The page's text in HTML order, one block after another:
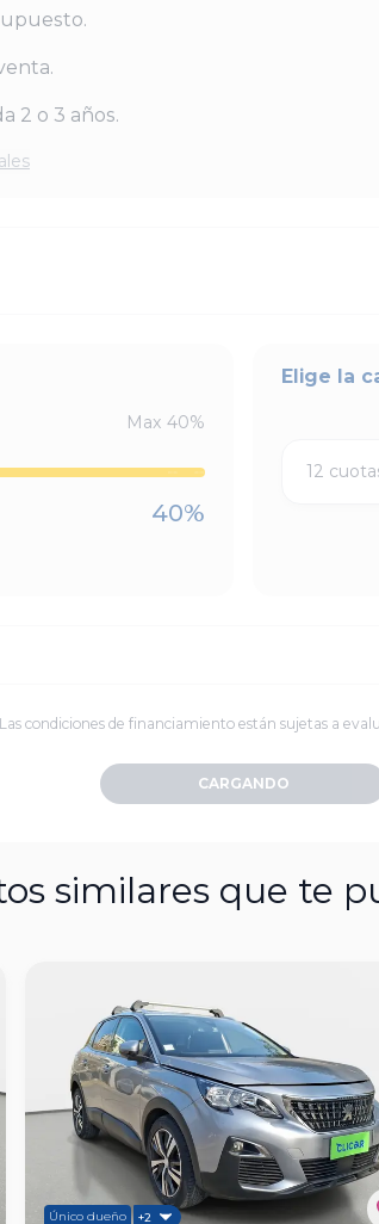
2 o 3 años.
Max 40%
40%
Elige la
12
Las condiciones de financiamiento están sujetas a
CARGANDO
similares que te
Único dueño +2